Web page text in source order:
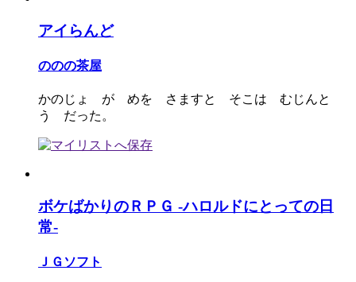
アイらんど
ののの茶屋
かのじょ が めを さますと そこは むじんと
う だった。
ボケばかりのＲＰＧ -ハロルドにとっての日
常-
ＪＧソフト